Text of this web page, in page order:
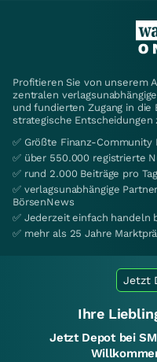
Profitieren Sie von unserem
zentralen
und fundierten Zugang in
strategische
✅ Größte Finanz-Community
✅ über 550.000 registrierte
✅ rund 2.000 Beiträge pro Tag
✅ verlagsunabhängige
BörsenNews
✅ Jederzeit einfach handeln
✅ mehr als 25 Jahre
Jetzt
Ihre
Jetzt Depot bei